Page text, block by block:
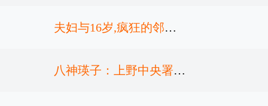
夫妇与16岁,疯狂的邻居
第5集
八神瑛子：上野中央署组